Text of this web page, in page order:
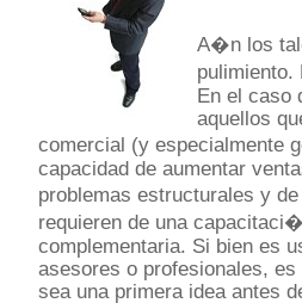
A�n los
En el caso
aquellos
comercial (y especialmente
capacidad de aumentar
problemas estructurales y
requieren de una
complementaria. Si bien es
asesores o profesionales, es
sea una primera idea antes